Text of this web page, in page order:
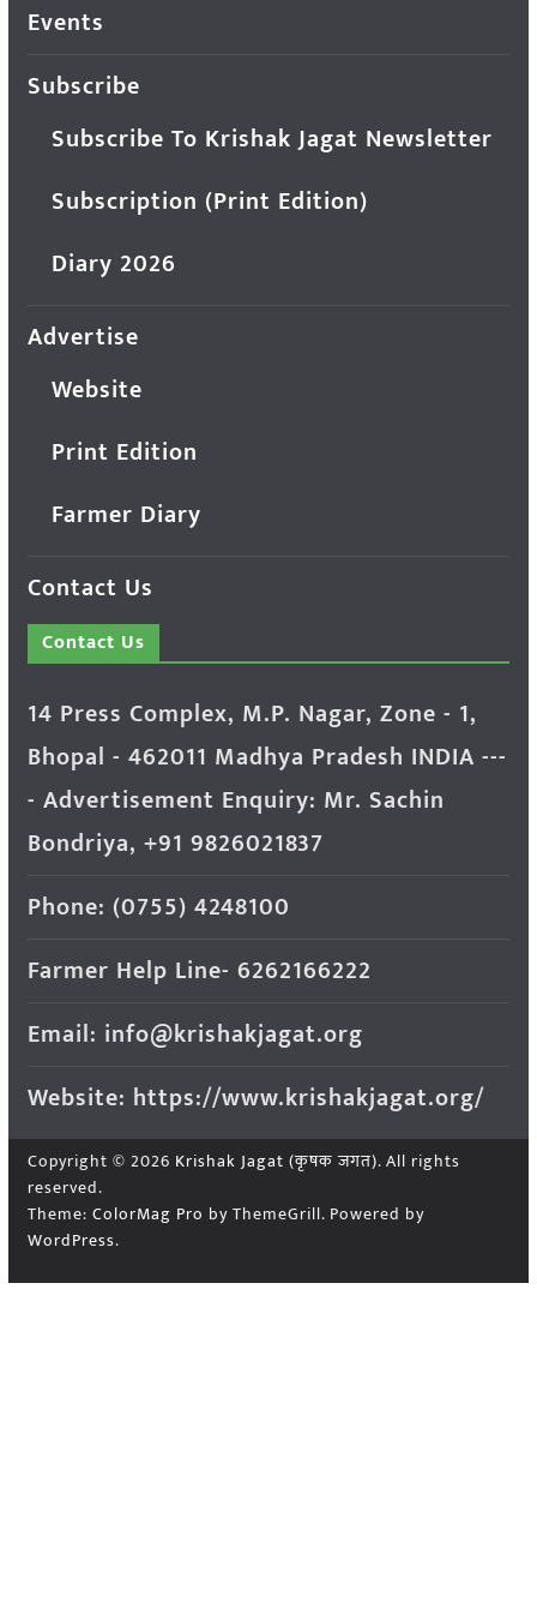
Events
Subscribe
Subscribe To Krishak Jagat Newsletter
Subscription (Print Edition)
Diary 2026
Advertise
Website
Print Edition
Farmer Diary
Contact Us
Contact Us
14 Press Complex, M.P. Nagar, Zone - 1,
Bhopal - 462011 Madhya Pradesh INDIA ---
- Advertisement Enquiry: Mr. Sachin
Bondriya, +91 9826021837
Phone: (0755) 4248100
Farmer Help Line- 6262166222
Email: info@krishakjagat.org
Website: https://www.krishakjagat.org/
Copyright © 2026 Krishak Jagat (कृषक जगत). All rights
reserved.
Theme: ColorMag Pro by ThemeGrill. Powered by
WordPress.